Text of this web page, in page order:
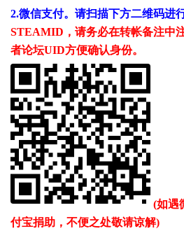
2.微信支付。请扫描下方二维码进
STEAMID ， 请务必在转帐备注中
者论坛UID方便确认身份。
(如遇
付宝捐助，不便之处敬请谅解)